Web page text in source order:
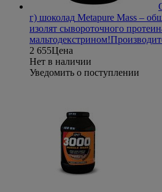
г) шоколад Metapure Mass –
изолят сывороточного
мальтодекстрином!
2 655Цена
Нет в наличии
Уведомить о поступлении